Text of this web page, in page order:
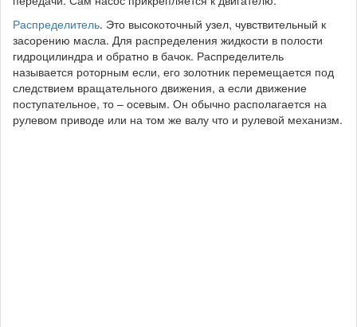
Распределитель. Это высокоточный узел, чувствительный к
засорению масла. Для распределения жидкости в полости
гидроцилиндра и обратно в бачок. Распределитель
называется роторным если, его золотник перемещается под
следствием вращательного движения, а если движение
поступательное, то – осевым. Он обычно располагается на
рулевом приводе или на том же валу что и рулевой механизм.